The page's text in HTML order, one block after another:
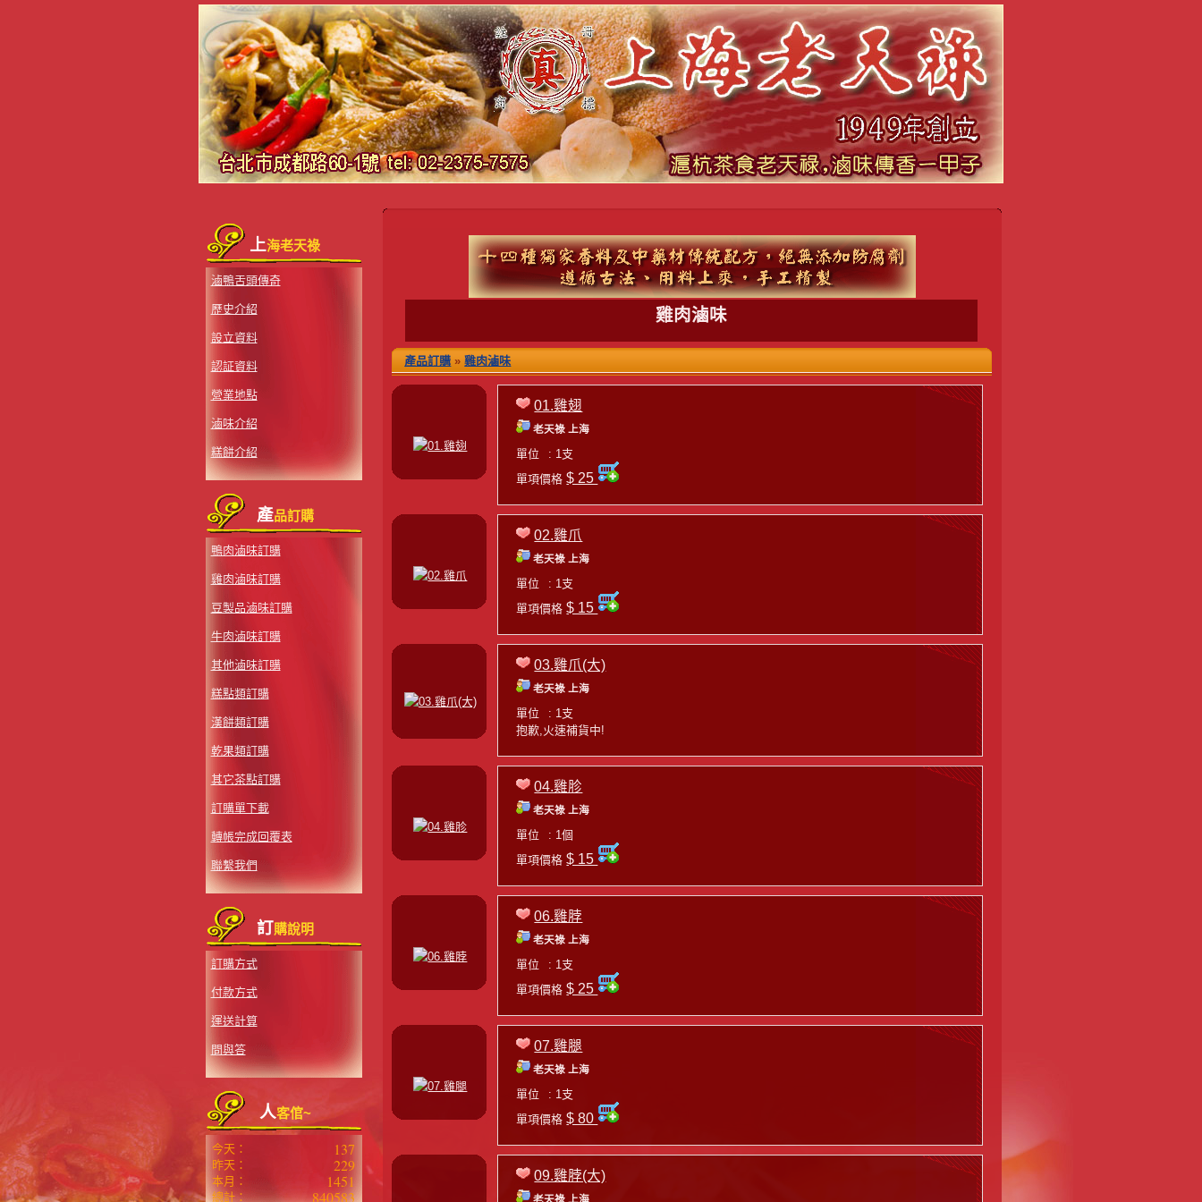
上海老天祿
滷鴨舌頭傳奇
歷史介紹
設立資料
認証資料
營業地點
滷味介紹
糕餅介紹
產品訂購
鴨肉滷味訂購
雞肉滷味訂購
豆製品滷味訂購
牛肉滷味訂購
其他滷味訂購
糕點類訂購
漢餅類訂購
乾果類訂購
其它茶點訂購
訂購單下載
轉帳完成回覆表
聯繫我們
訂購說明
訂購方式
付款方式
運送計算
問與答
人客倌~
今天： 137
昨天： 229
本月： 1451
總計： 840583
雞肉滷味
產品訂購 »雞肉滷味
01.雞翅
老天祿 上海
單位
: 1支
單項價格$ 25
02.雞爪
老天祿 上海
單位
: 1支
單項價格$ 15
03.雞爪(大)
老天祿 上海
單位
: 1支
抱歉,火速補貨中!
04.雞胗
老天祿 上海
單位
: 1個
單項價格$ 15
06.雞脖
老天祿 上海
單位
: 1支
單項價格$ 25
07.雞腿
老天祿 上海
單位
: 1支
單項價格$ 80
09.雞脖(大)
老天祿 上海